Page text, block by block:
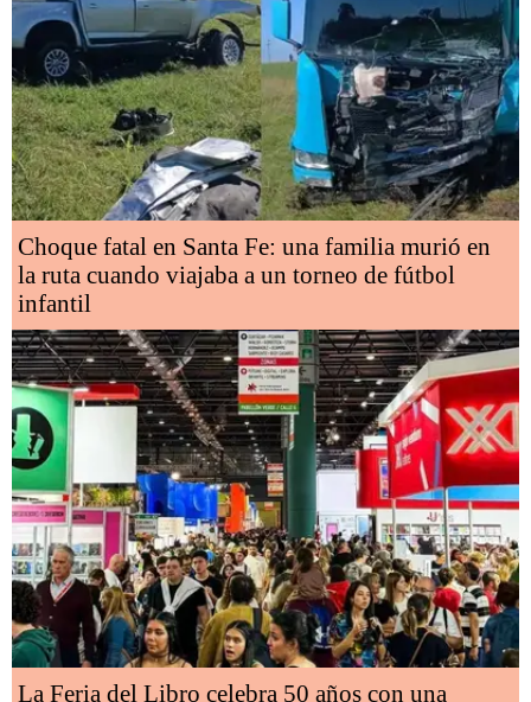
Choque fatal en Santa Fe: una familia murió en
la ruta cuando viajaba a un torneo de fútbol
infantil
La Feria del Libro celebra 50 años con una